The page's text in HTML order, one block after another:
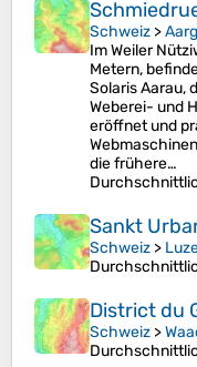
Schweiz >
Im Weiler
Metern,
Solaris Aarau,
Weberei- und
eröffnet und
die frühere…
Sankt
Schweiz >
District du
Schweiz >